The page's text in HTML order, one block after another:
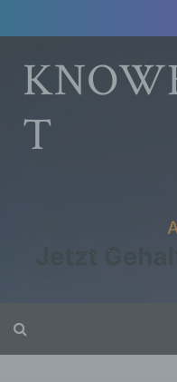
to
content
T